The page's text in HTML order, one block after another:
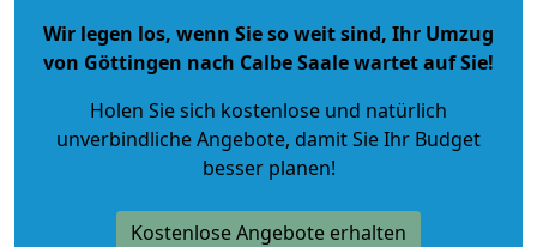
Wir legen los, wenn Sie so weit sind, Ihr Umzug
von Göttingen nach Calbe Saale wartet auf Sie!
Holen Sie sich kostenlose und natürlich
unverbindliche Angebote, damit Sie Ihr Budget
besser planen!
Kostenlose Angebote erhalten